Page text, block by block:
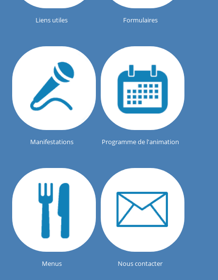
Liens utiles Formulaires
Manifestations Programme de l'animation
Menus Nous contacter